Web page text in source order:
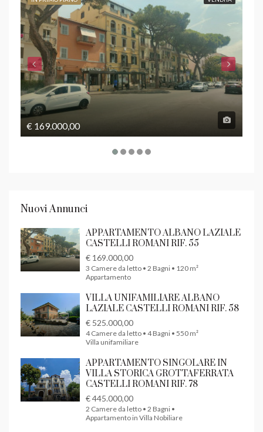
€ 169.000,00
Nuovi Annunci
APPARTAMENTO ALBANO LAZIALE
CASTELLI ROMANI RIF. 55
€ 169.000,00
3 Camere da letto • 2 Bagni • 120 m²
Appartamento
VILLA UNIFAMILIARE ALBANO
LAZIALE CASTELLI ROMANI RIF. 58
€ 525.000,00
4 Camere da letto • 4 Bagni • 550 m²
Villa unifamiliare
APPARTAMENTO SINGOLARE IN
VILLA STORICA GROTTAFERRATA
CASTELLI ROMANI RIF. 78
€ 445.000,00
2 Camere da letto • 2 Bagni •
Appartamento in Villa Nobiliare